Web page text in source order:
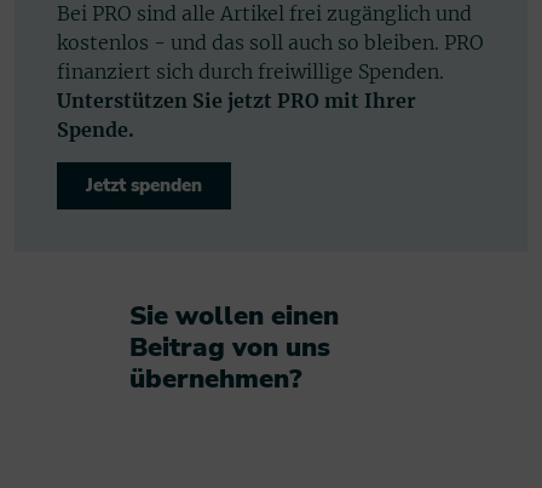
Bei PRO sind alle Artikel frei zugänglich und
kostenlos - und das soll auch so bleiben. PRO
finanziert sich durch freiwillige Spenden.
Unterstützen Sie jetzt PRO mit Ihrer
Spende.
Jetzt spenden
Sie wollen einen
Beitrag von uns
übernehmen?​